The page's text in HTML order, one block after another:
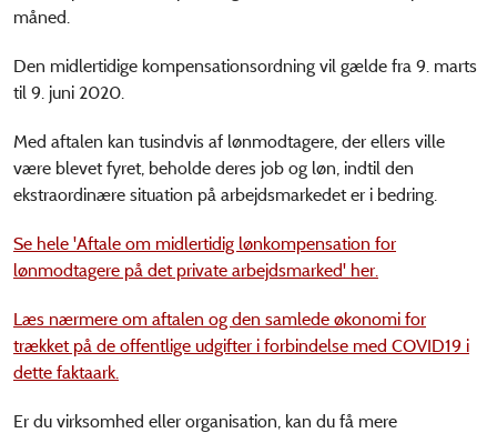
måned.
Den midlertidige kompensationsordning vil gælde fra 9. marts
til 9. juni 2020.
Med aftalen kan tusindvis af lønmodtagere, der ellers ville
være blevet fyret, beholde deres job og løn, indtil den
ekstraordinære situation på arbejdsmarkedet er i bedring.
Se hele 'Aftale om midlertidig lønkompensation for
lønmodtagere på det private arbejdsmarked' her.
Læs nærmere om aftalen og den samlede økonomi for
trækket på de offentlige udgifter i forbindelse med COVID19 i
dette faktaark.
Er du virksomhed eller organisation, kan du få mere